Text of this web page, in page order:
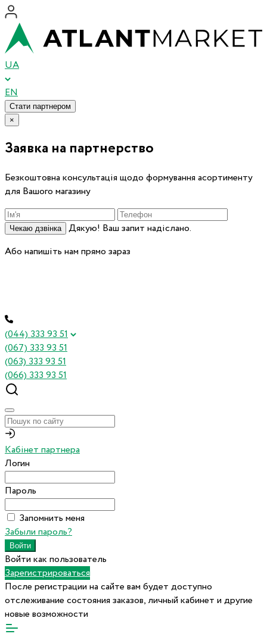
UA
EN
Стати партнером
×
Заявка на партнерство
Безкоштовна консультація щодо формування асортименту
для Вашого магазину
Чекаю дзвінка
Дякую! Ваш запит надіслано.
Або напишіть нам прямо зараз
(044) 333 93 51
(067) 333 93 51
(063) 333 93 51
(066) 333 93 51
Кабінет партнера
Логин
Пароль
Запомнить меня
Забыли пароль?
Войти как пользователь
Зарегистрироваться
После регистрации на сайте вам будет доступно
отслеживание состояния заказов, личный кабинет и другие
новые возможности